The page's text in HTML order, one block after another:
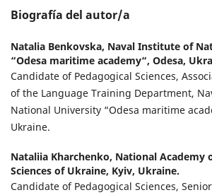
Biografía del autor/a
Natalia Benkovska, Naval Institute of
“Odesa maritime academy“, Odesa,
Candidate of Pedagogical Sciences,
of the Language Training Department,
National University “Odesa maritime
Ukraine.
Nataliia Kharchenko, National Academy
Sciences of Ukraine, Kyiv, Ukraine.
Candidate of Pedagogical Sciences,